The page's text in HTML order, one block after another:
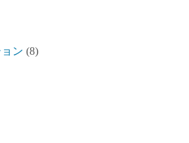
ン (8)